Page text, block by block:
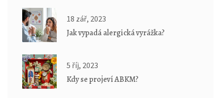
18 zář, 2023
Jak vypadá alergická vyrážka?
5 říj, 2023
Kdy se projeví ABKM?